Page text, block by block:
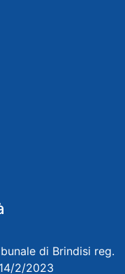
di Brindisi reg.
2/2023